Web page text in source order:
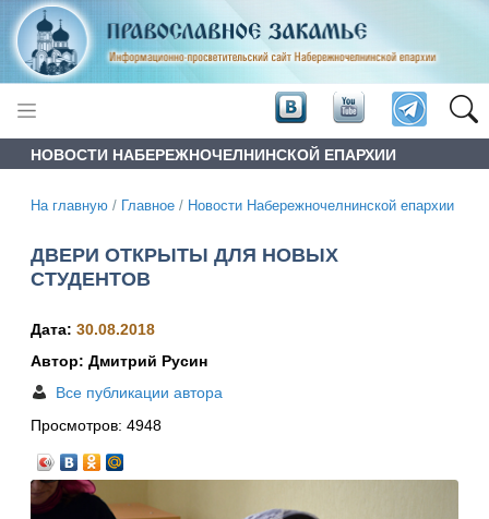
НОВОСТИ НАБЕРЕЖНОЧЕЛНИНСКОЙ ЕПАРХИИ
На главную / Главное / Новости Набережночелнинской епархии
ДВЕРИ ОТКРЫТЫ ДЛЯ НОВЫХ
СТУДЕНТОВ
Дата: 30.08.2018
Автор: Дмитрий Русин
Все публикации автора
Просмотров: 4948